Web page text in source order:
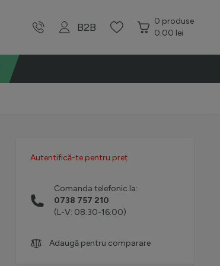
B2B 0 produse
0.00 lei
Autentifică-te pentru preț
Comanda telefonic la:
0738 757 210
(L-V: 08:30-16:00)
Adaugă pentru comparare